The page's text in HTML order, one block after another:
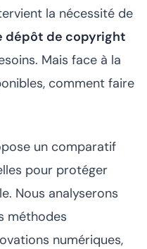
la nécessité de
dépôt de copyright
Mais face à la
comment faire
un comparatif
pour protéger
Nous analyserons
méthodes
numériques,